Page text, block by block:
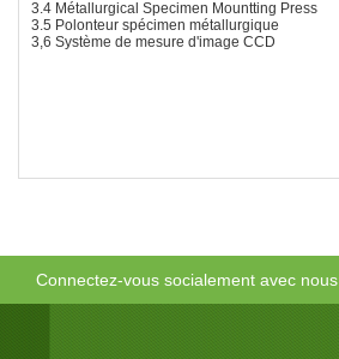
3.4 Métallurgical Specimen Mountting Press
3.5 Polonteur spécimen métallurgique
3,6 Système de mesure d'image CCD
Connectez-vous socialement avec nous